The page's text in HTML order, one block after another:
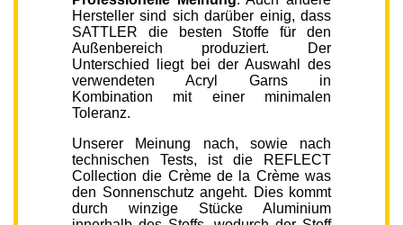
Hersteller sind sich darüber einig, dass
SATTLER die besten Stoffe für den
Außenbereich produziert. Der
Unterschied liegt bei der Auswahl des
verwendeten Acryl Garns in
Kombination mit einer minimalen
Toleranz.
Unserer Meinung nach, sowie nach
technischen Tests, ist die REFLECT
Collection die Crème de la Crème was
den Sonnenschutz angeht. Dies kommt
durch winzige Stücke Aluminium